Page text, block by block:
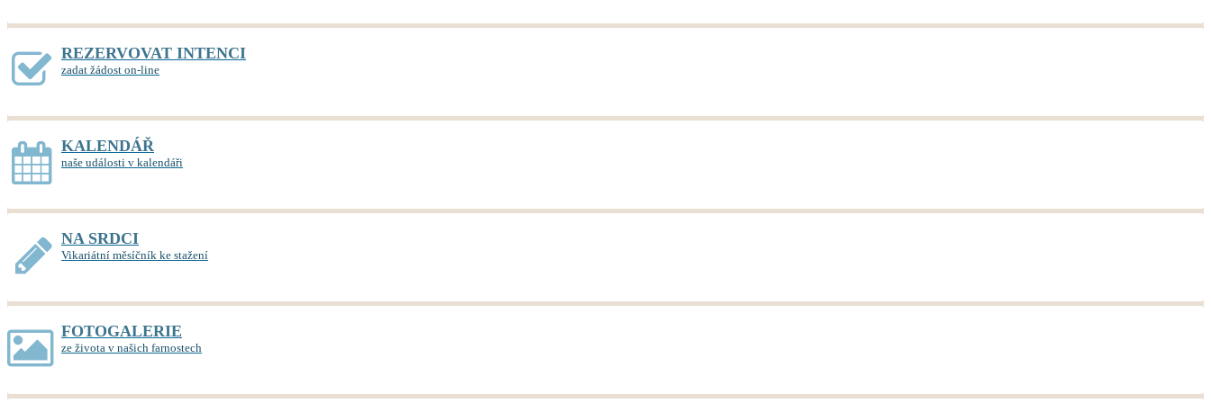
REZERVOVAT INTENCI
zadat žádost on-line
KALENDÁŘ
naše události v kalendáři
NA SRDCI
Vikariátní měsíčník ke stažení
FOTOGALERIE
ze života v našich farnostech